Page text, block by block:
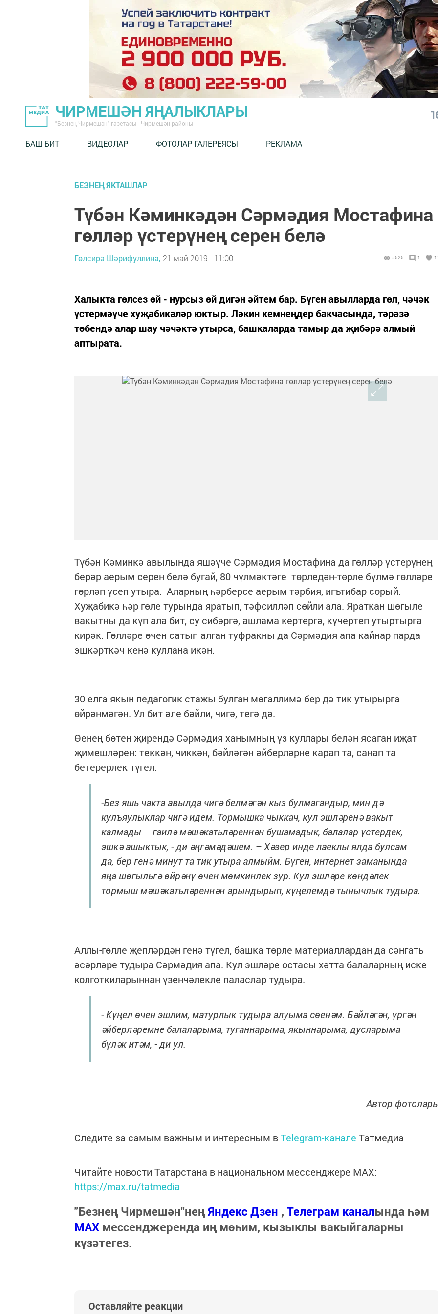
ЧИРМЕШӘН ЯҢАЛЫКЛАРЫ
"Безнең Чирмешән" газетасы - Чирмешән районы
БАШ БИТ ВИДЕОЛАР ФОТОЛАР ГАЛЕРЕЯСЫ РЕКЛАМА
БЕЗНЕҢ ЯКТАШЛАР
Түбән Кәминкәдән Сәрмәдия Мостафина
гөлләр үстерүнең серен белә
Гөлсирә Шәрифуллина, 21 май 2019 - 11:00 5525 1
Халыкта гөлсез өй - нурсыз өй дигән әйтем бар. Бүген авылларда гөл, чәчәк
үстермәүче хуҗабикәләр юктыр. Ләкин кемнеңдер бакчасында, тәрәзә
төбендә алар шау чәчәктә утырса, башкаларда тамыр да җибәрә алмый
аптырата.
Түбән Кәминкә авылында яшәүче Сәрмәдия Мостафина да гөлләр үстерүнең
берәр аерым серен белә бугай, 80 чүлмәктәге төрледән-төрле бүлмә гөлләре
гөрләп үсеп утыра. Аларның һәрберсе аерым тәрбия, игътибар сорый.
Хуҗабикә һәр гөле турында яратып, тәфсилләп сөйли ала. Яраткан шөгыле
вакытны да күп ала бит, су сибәргә, ашлама кертергә, күчертеп утыртырга
кирәк. Гөлләре өчен сатып алган туфракны да Сәрмәдия апа кайнар парда
эшкәрткәч кенә куллана икән.
30 елга якын педагогик стажы булган мөгаллимә бер дә тик утырырга
өйрәнмәгән. Ул бит әле бәйли, чигә, тегә дә.
Өенең бөтен җирендә Сәрмәдия ханымның үз куллары белән ясаган иҗат
җимешләрен: теккән, чиккән, бәйләгән әйберләрне карап та, санап та
бетерерлек түгел.
-Без яшь чакта авылда чигә белмәгән кыз булмагандыр, мин дә
кулъяулыклар чигә идем. Тормышка чыккач, кул эшләренә вакыт
калмады – гаилә мәшәкатьләреннән бушамадык, балалар үстердек,
эшкә ашыктык, - ди әңгәмәдәшем. – Хәзер инде лаеклы ялда булсам
да, бер генә минут та тик утыра алмыйм. Бүген, интернет заманында
яңа шөгыльгә өйрәнү өчен мөмкинлек зур. Кул эшләре көндәлек
тормыш мәшәкатьләреннән арындырып, күңелемдә тынычлык тудыра.
Аллы-гөлле җепләрдән генә түгел, башка төрле материаллардан да сәнгать
әсәрләре тудыра Сәрмәдия апа. Кул эшләре остасы хәтта балаларның иске
колготкиларыннан үзенчәлекле паласлар тудыра.
- Күңел өчен эшлим, матурлык тудыра алуыма сөенәм. Бәйләгән, үргән
әйберләремне балаларыма, туганнарыма, якыннарыма, дусларыма
бүләк итәм, - ди ул.
Автор
Следите за самым важным и интересным вTelegram-канале Татмедиа
Читайте новости Татарстана в национальном мессенджере MАХ:
https://max.ru/tatmedia
"Безнең Чирмешән"неңЯндекс Дзен , Телеграм каналында һәм
МАХ мессенджеренда иң мөһим, кызыклы вакыйгаларны
күзәтегез.
Оставляйте реакции